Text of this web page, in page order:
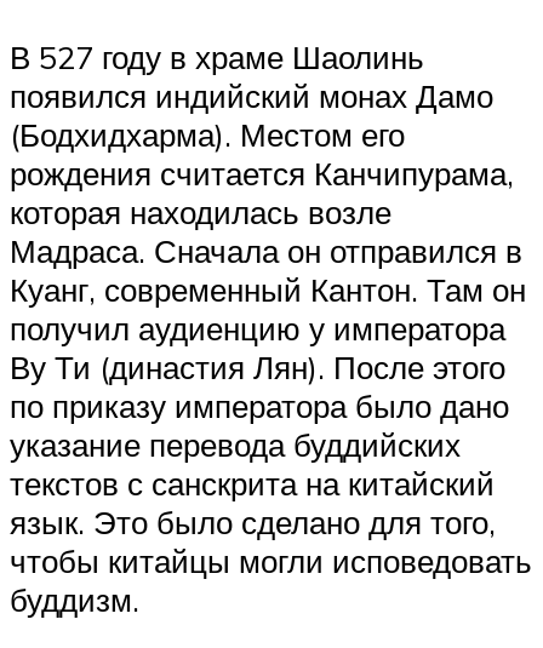
В 527 году в храме Шаолинь
появился индийский монах Дамо
(Бодхидхарма). Местом его
рождения считается Канчипурама,
которая находилась возле
Мадраса. Сначала он отправился в
Куанг, современный Кантон. Там он
получил аудиенцию у императора
Ву Ти (династия Лян). После этого
по приказу императора было дано
указание перевода буддийских
текстов с санскрита на китайский
язык. Это было сделано для того,
чтобы китайцы могли исповедовать
буддизм.